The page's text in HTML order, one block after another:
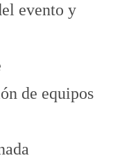
evento y
de equipos